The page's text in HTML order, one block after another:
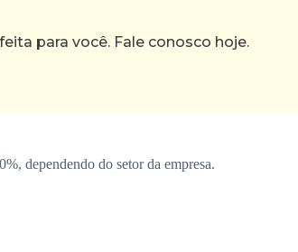
para você. Fale conosco hoje.
dependendo do setor da empresa.